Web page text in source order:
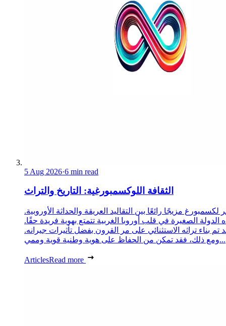
5 Aug 2026·6 min read
الثقافة اللوكسمبورغية: التاريخ والتراث
لكسمبورغ مزيجًا رائعًا بين التقاليد العريقة والحداثة الأوروبية.
الدولة الصغيرة في قلب أوروبا الغربية تتمتع بهوية فريدة حقًا.
تم بناء تراثه الاستثنائي على مر القرون بفضل تأثيرات جيرانه.
ومع ذلك، فقد تمكن من الحفاظ على هوية وطنية قوية وممي...
ArticlesRead more